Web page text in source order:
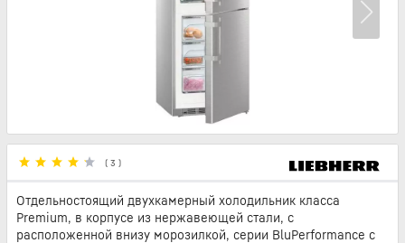
( 3 )
Отдельностоящий двухкамерный холодильник класса
Premium, в корпусе из нержавеющей стали, с
расположенной внизу морозилкой, серии BluPerformance с